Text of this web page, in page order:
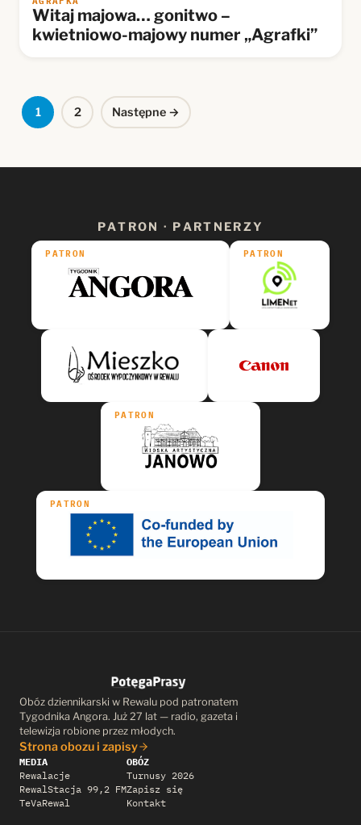
Witaj majowa… gonitwo –
kwietniowo-majowy numer „Agrafki”
Stronicowanie
1 2 Następne →
PATRON · PARTNERZY
PATRON PATRON
PATRON
PATRON
Obóz dziennikarski w Rewalu pod patronatem
Tygodnika Angora. Już 27 lat — radio, gazeta i
telewizja robione przez młodych.
Strona obozu i zapisy
MEDIA
Rewalacje
RewalStacja 99,2 FM
TeVaRewal
OBÓZ
Turnusy 2026
Zapisz się
Kontakt